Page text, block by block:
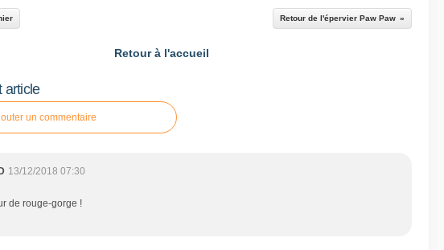
Retour de l'épervier Paw Paw
Retour à l'accueil
article
un commentaire
13/12/2018 07:30
de rouge-gorge !